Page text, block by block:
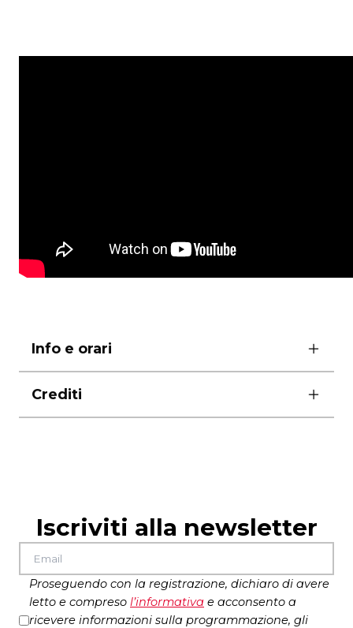
Info e orari
martedì, mercoledì e sabato ore 21.00
giovedì, venerdì e domenica ore 19.00
durata 2 ore
Crediti
foto di Luca del Pia
produzione LAC Lugano Arte e Cultura
in coproduzione con Fondazione Luzzati
Teatro della Tosse, Centro D’arte
Contemporanea Teatro Carcano, Arca Azzurra
Iscriviti alla newsletter
Proseguendo con la registrazione, dichiaro di avere
letto e compreso l’informativa e acconsento a
ricevere informazioni sulla programmazione, gli